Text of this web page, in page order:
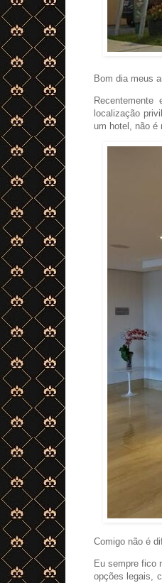
Bom dia meus
localização
um hotel, não é
Comigo não é
Eu sempre fico
opções legais,